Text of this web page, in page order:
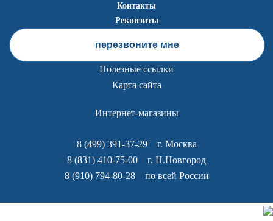
Контакты
Реквизиты
перезвоните мне
Полезные ссылки
Карта сайта
Интернет-магазины
8 (499) 391-37-29г. Москва
8 (831) 410-75-00 г. Н.Новгород
8 (910) 794-80-28по всей России